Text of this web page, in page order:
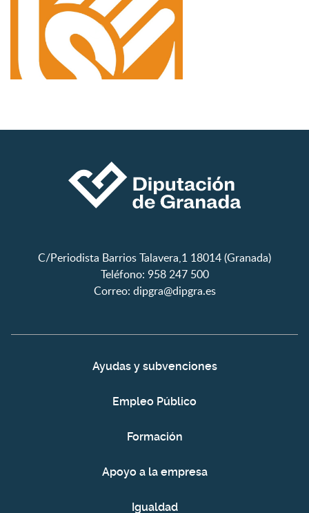
C/Periodista Barrios Talavera,1 18014 (Granada)
Teléfono: 958 247 500
Correo: dipgra@dipgra.es
Ayudas y subvenciones
Empleo Público
Formación
Apoyo a la empresa
Igualdad